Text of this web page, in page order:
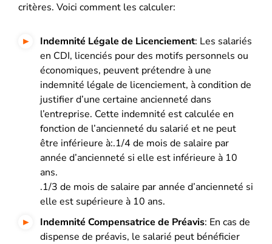
critères. Voici comment les calculer:
Indemnité Légale de Licenciement: Les salariés
en CDI, licenciés pour des motifs personnels ou
économiques, peuvent prétendre à une
indemnité légale de licenciement, à condition de
justifier d’une certaine ancienneté dans
l’entreprise. Cette indemnité est calculée en
fonction de l’ancienneté du salarié et ne peut
être inférieure à:.1/4 de mois de salaire par
année d’ancienneté si elle est inférieure à 10
ans.
.1/3 de mois de salaire par année d’ancienneté si
elle est supérieure à 10 ans.
Indemnité Compensatrice de Préavis: En cas de
dispense de préavis, le salarié peut bénéficier